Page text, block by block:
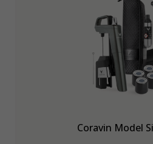
Coravin Model